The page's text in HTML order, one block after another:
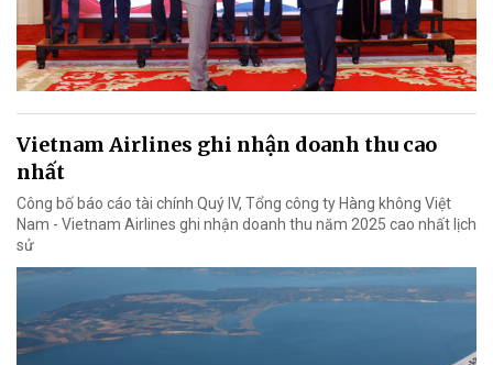
Vietnam Airlines ghi nhận doanh thu cao
nhất
Công bố báo cáo tài chính Quý IV, Tổng công ty Hàng không Việt
Nam - Vietnam Airlines ghi nhận doanh thu năm 2025 cao nhất lịch
sử